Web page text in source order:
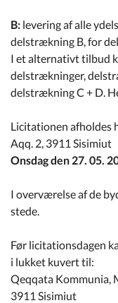
B: levering af alle
delstrækning B, for
I et alternativt tilbud
delstrækninger,
delstrækning C + D.
Licitationen afholdes
Aqq. 2, 3911 Sisimiut
Onsdag den 27. 05.
I overværelse af de
stede.
Før licitationsdagen
i lukket kuvert til:
Qeqqata Kommunia,
3911 Sisimiut